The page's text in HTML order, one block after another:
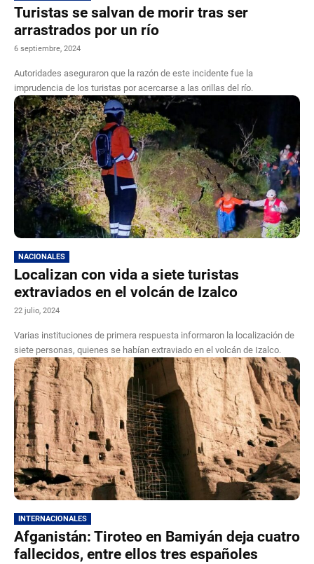
Turistas se salvan de morir tras ser
arrastrados por un río
6 septiembre, 2024
Autoridades aseguraron que la razón de este incidente fue la
imprudencia de los turistas por acercarse a las orillas del río.
NACIONALES
Localizan con vida a siete turistas
extraviados en el volcán de Izalco
22 julio, 2024
Varias instituciones de primera respuesta informaron la localización de
siete personas, quienes se habían extraviado en el volcán de Izalco.
INTERNACIONALES
Afganistán: Tiroteo en Bamiyán deja cuatro
fallecidos, entre ellos tres españoles